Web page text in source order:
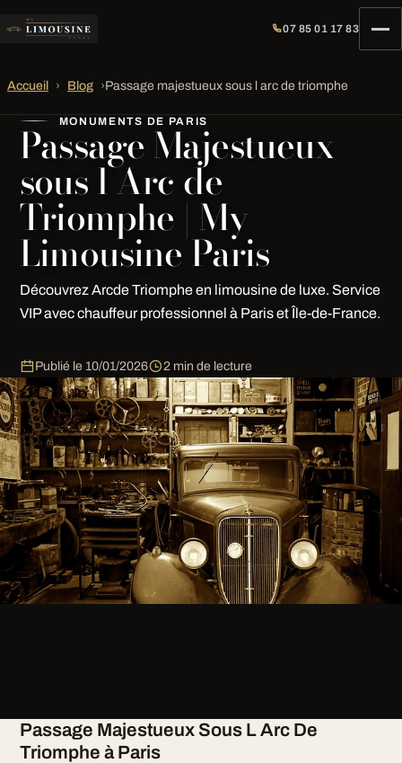
07 85 01 17 83
Accueil › Blog ›Passage majestueux sous l arc de triomphe
MONUMENTS DE PARIS
Passage Majestueux
sous l Arc de
Triomphe | My
Limousine Paris
Découvrez Arcde Triomphe en limousine de luxe. Service
VIP avec chauffeur professionnel à Paris et Île-de-France.
Publié le 10/01/2026 2 min de lecture
Passage Majestueux Sous L Arc De
Triomphe à Paris